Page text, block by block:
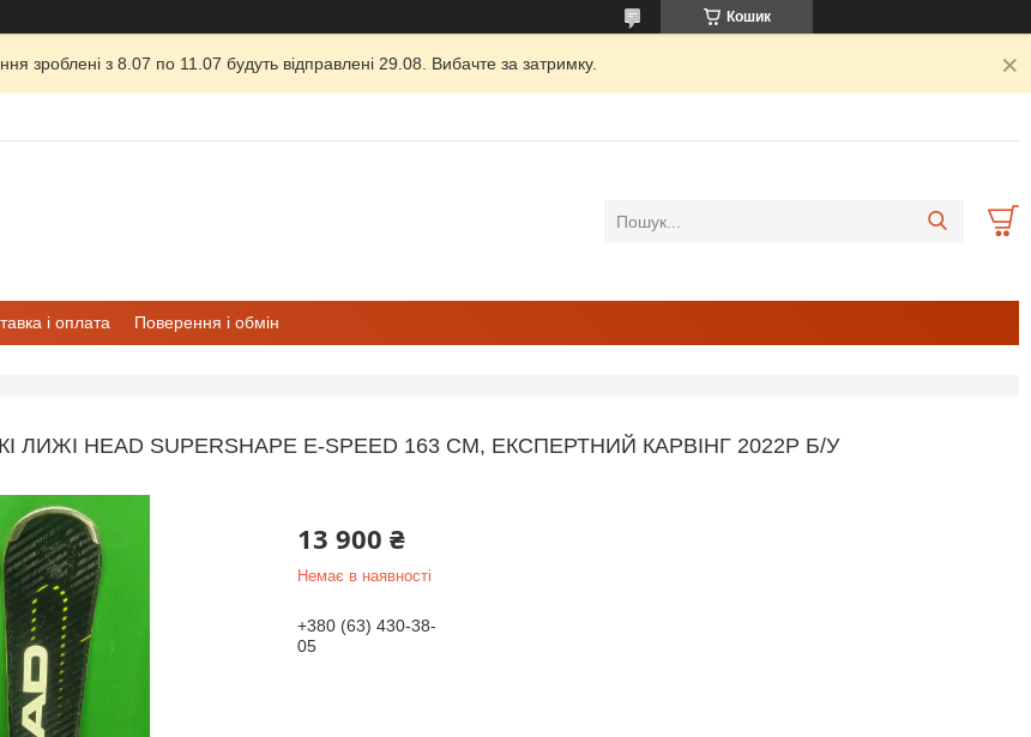
Кошик
зроблені з 8.07 по 11.07 будуть відправлені 29.08. Вибачте за затримку.
і оплата Поверення і обмін
ЛИЖІ HEAD SUPERSHAPE E-SPEED 163 СМ, ЕКСПЕРТНИЙ КАРВІНГ 2022Р Б/У
13 900 ₴
Немає в наявності
+380 (63) 430-38-
05